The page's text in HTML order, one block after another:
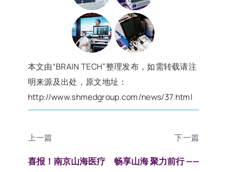
本文由“BRAIN TECH”整理发布，如需转载请注
明来源及出处，原文地址：
http://www.shmedgroup.com/news/37.html
上一篇
喜报！南京山海医疗
下一篇
畅享山海 聚力前行 ——